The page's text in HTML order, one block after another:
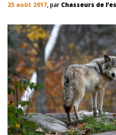
25 août 2017, par Chasseurs de